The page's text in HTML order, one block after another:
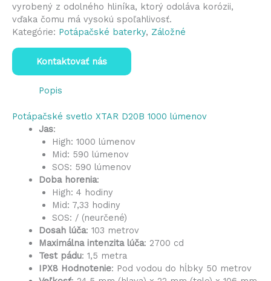
vyrobený z odolného hliníka, ktorý odoláva korózii,
vďaka čomu má vysokú spoľahlivosť.
Kategórie: Potápačské baterky, Záložné
Kontaktovať nás
Popis
Potápačské svetlo XTAR D20B 1000 lúmenov
Jas:
High: 1000 lúmenov
Mid: 590 lúmenov
SOS: 590 lúmenov
Doba horenia:
High: 4 hodiny
Mid: 7,33 hodiny
SOS: / (neurčené)
Dosah lúča: 103 metrov
Maximálna intenzita lúča: 2700 cd
Test pádu: 1,5 metra
IPX8 Hodnotenie: Pod vodou do hĺbky 50 metrov